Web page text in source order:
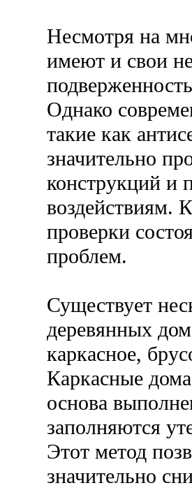
Несмотря на
имеют и свои
Однако
такие как
значительно
конструкций и
воздействиям.
проверки
проблем.
Существует
деревянных
каркасное,
Каркасные
основа
заполняются
Этот метод
значительно